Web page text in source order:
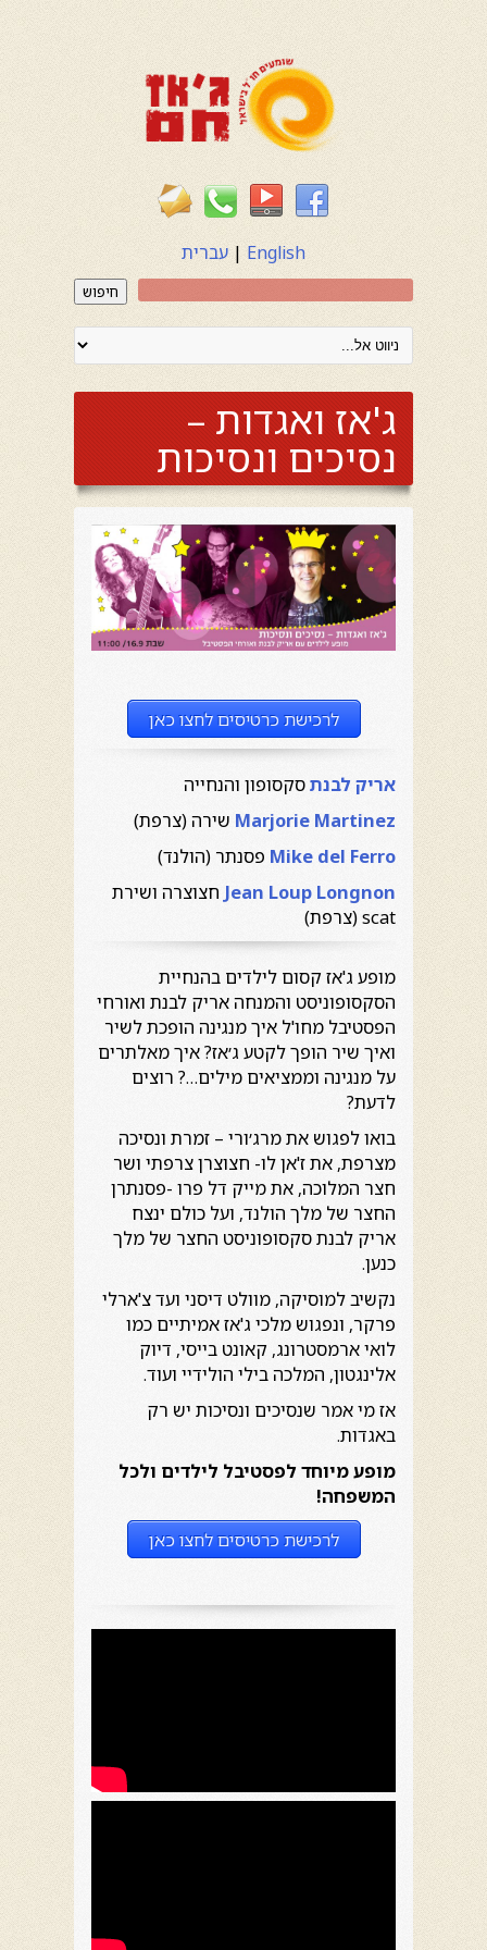
English
| עברית
חיפוש
ג'אז ואגדות –
נסיכים ונסיכות
לרכישת כרטיסים לחצו כאן
אריק לבנתסקסופון והנחייה
Marjorie Martinez שירה (צרפת)
Mike del Ferro פסנתר (הולנד)
Jean Loup Longnon חצוצרה ושירת
scat (צרפת)
מופע ג'אז קסום לילדים בהנחיית
הסקסופוניסט והמנחה אריק לבנת ואורחי
הפסטיבל מחו'ל איך מנגינה הופכת לשיר
ואיך שיר הופך לקטע ג׳אז? איך מאלתרים
על מנגינה וממציאים מילים…? רוצים
לדעת?
בואו לפגוש את מרג׳ורי – זמרת ונסיכה
מצרפת, את ז'אן לו- חצוצרן צרפתי ושר
חצר המלוכה, את מייק דל פרו -פסנתרן
החצר של מלך הולנד, ועל כולם ינצח
אריק לבנת סקסופוניסט החצר של מלך
כנען.
נקשיב למוסיקה, מוולט דיסני ועד צ'ארלי
פרקר, ונפגוש מלכי ג'אז אמיתיים כמו
לואי ארמסטרונג, קאונט בייסי, דיוק
אלינגטון, המלכה בילי הולידיי ועוד.
אז מי אמר שנסיכים ונסיכות יש רק
באגדות.
מופע מיוחד לפסטיבל לילדים ולכל
המשפחה!
לרכישת כרטיסים לחצו כאן